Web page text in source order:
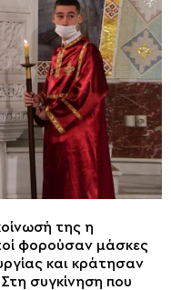
της η
φορούσαν μάσκες
και κράτησαν
συγκίνηση που